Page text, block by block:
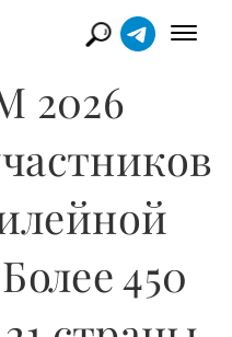
2026
450